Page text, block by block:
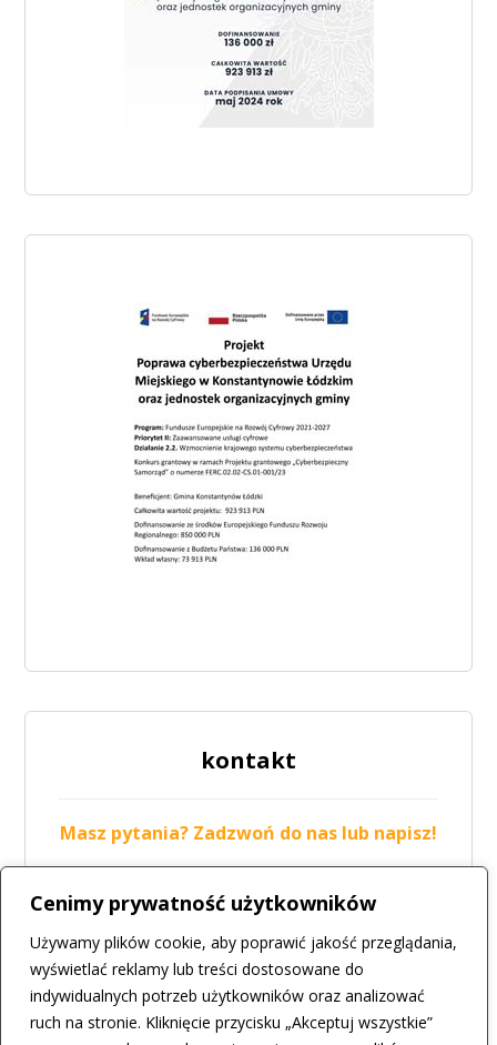
Cenimy prywatność użytkowników
Używamy plików cookie, aby poprawić jakość przeglądania,
wyświetlać reklamy lub treści dostosowane do
indywidualnych potrzeb użytkowników oraz analizować
ruch na stronie. Kliknięcie przycisku „Akceptuj wszystkie”
kontakt
Masz pytania? Zadzwoń do nas lub napisz!
mail:
biuro@csir.konstantynow.pl
więcej